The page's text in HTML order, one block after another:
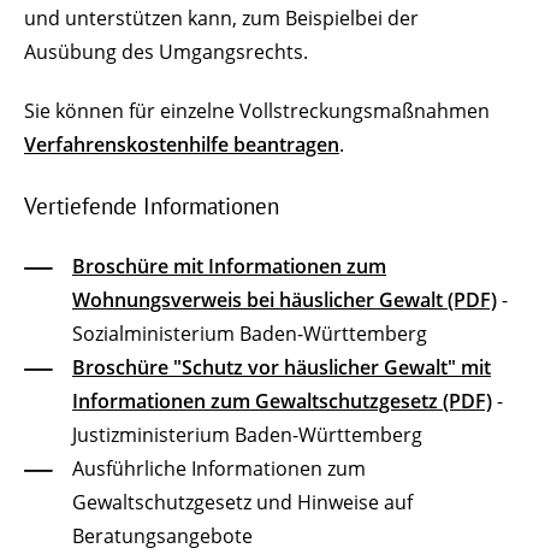
und unterstützen kann, zum Beispielbei der
Ausübung des Umgangsrechts.
Sie können für einzelne Vollstreckungsmaßnahmen
Verfahrenskostenhilfe beantragen.
Vertiefende Informationen
Broschüre mit Informationen zum
Wohnungsverweis bei häuslicher Gewalt (PDF)-
Sozialministerium Baden-Württemberg
Broschüre "Schutz vor häuslicher Gewalt" mit
Informationen zum Gewaltschutzgesetz (PDF)-
Justizministerium Baden-Württemberg
Ausführliche Informationen zum
Gewaltschutzgesetz und Hinweise auf
Beratungsangebote